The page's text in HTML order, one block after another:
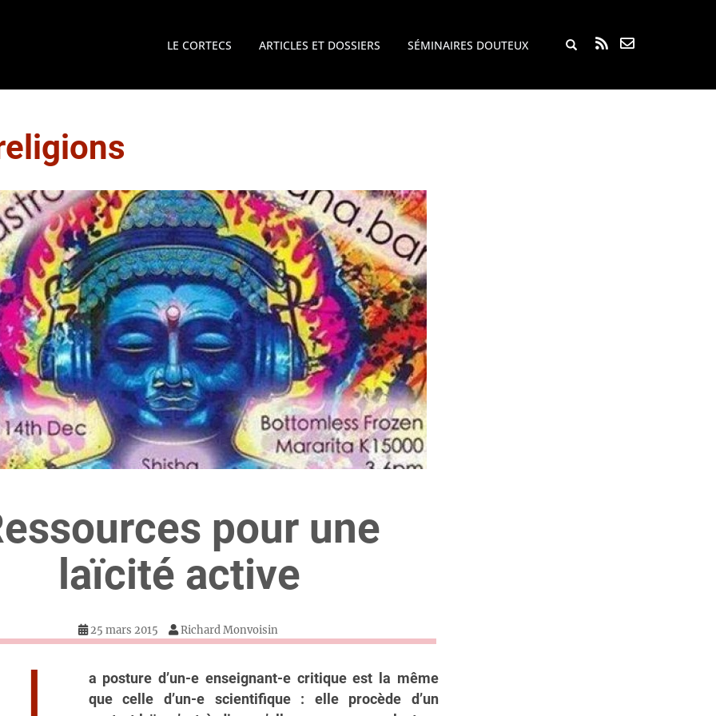
LE CORTECS ARTICLES ET DOSSIERS SÉMINAIRES DOUTEUX Rechercher...
pour une
laïcité active
25 mars 2015 Richard Monvoisin
a posture d’un-e enseignant-e critique est la même
que celle d’un-e scientifique : elle procède d’un